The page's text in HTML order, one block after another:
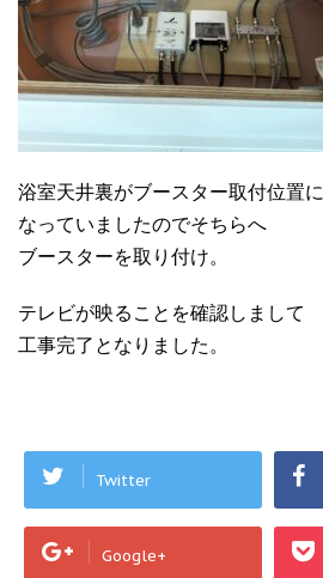
浴室天井裏がブースター取付位置に
なっていましたのでそちらへ
ブースターを取り付け。
テレビが映ることを確認しまして
工事完了となりました。
Twitter
Google+